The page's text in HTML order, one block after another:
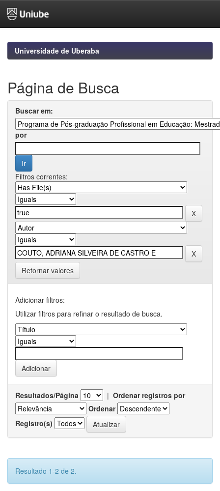
navigationUniversidade de Uberaba
Página de Busca
Buscar em:
por
Filtros correntes:
Retornar valores
Adicionar filtros:
Utilizar filtros para refinar o resultado de busca.
Resultados/Página | Ordenar registros por
Ordenar
Registro(s)
Resultado 1-2 de 2.